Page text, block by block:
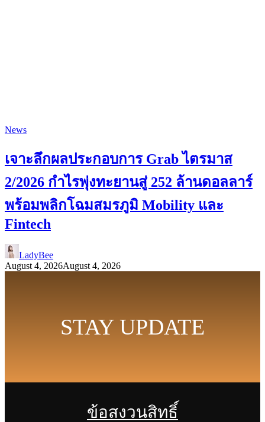
News
เจาะลึกผลประกอบการ Grab ไตรมาส
2/2026 กำไรพุ่งทะยานสู่ 252 ล้านดอลลาร์
พร้อมพลิกโฉมสมรภูมิ Mobility และ
Fintech
LadyBee
August 4, 2026August 4, 2026
STAY UPDATE
ข้อสงวนสิทธิ์